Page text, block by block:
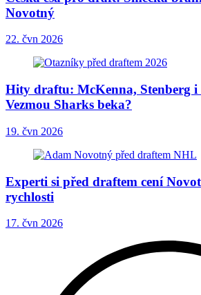
Novotný
22. čvn 2026
Hity draftu: McKenna, Stenberg i
Vezmou Sharks beka?
19. čvn 2026
Experti si před draftem cení
rychlosti
17. čvn 2026